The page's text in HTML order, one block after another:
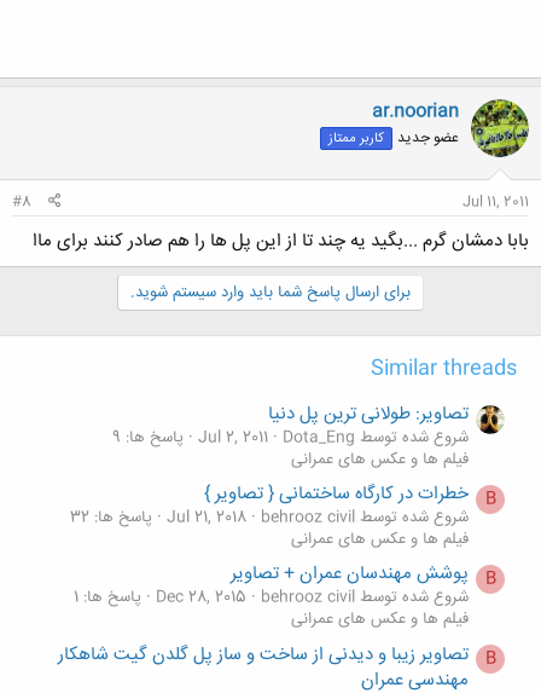
مطلب از خبرگزاري مهر مي باشد.
ar.noorian
عضو جدید کاربر ممتاز
Jul 11, 2011
#8
بابا دمشان گرم ...بگید یه چند تا از این پل ها را هم صادر کنند برای ماا
برای ارسال پاسخ شما باید وارد سیستم شوید.
Similar threads
تصاویر: طولانی ترین پل دنیا
شروع شده توسط Dota_Eng Jul 2, 2011 پاسخ ها: 9
فیلم ها و عکس های عمرانی
B خطرات در کارگاه ساختمانی { تصاویر }
شروع شده توسط behrooz civil Jul 21, 2018 پاسخ ها: 32
فیلم ها و عکس های عمرانی
B پوشش مهندسان عمران + تصاویر
شروع شده توسط behrooz civil Dec 28, 2015
پاسخ ها: 1
فیلم ها و عکس های عمرانی
B
تصاویر زیبا و دیدنی از ساخت و ساز پل گلدن گیت شاهکار
مهندسی عمران